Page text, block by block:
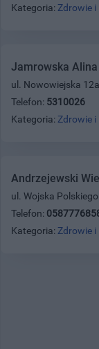
Kategoria: Zdrowie i
Jamrowska
ul. Nowowiejska
Telefon: 5310026
Kategoria: Zdrowie i
Andrzejewski
ul. Wojska
Telefon:
Kategoria: Zdrowie i